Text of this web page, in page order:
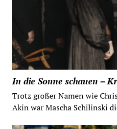
In die Sonne schauen –
Trotz großer Namen wie
Akin war Mascha Schilinski